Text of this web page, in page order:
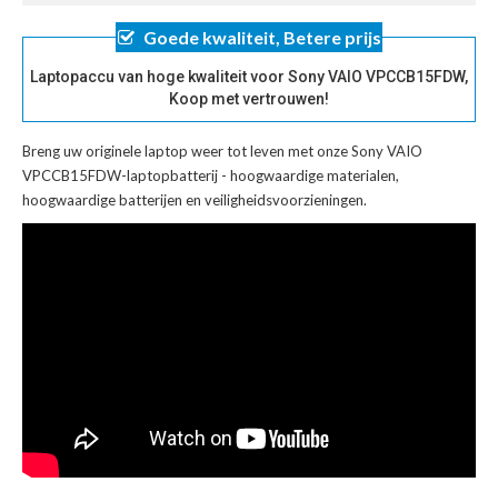
Goede kwaliteit, Betere prijs
Laptopaccu van hoge kwaliteit voor Sony VAIO VPCCB15FDW,
Koop met vertrouwen!
Breng uw originele laptop weer tot leven met onzeSony VAIO
VPCCB15FDW-laptopbatterij - hoogwaardige materialen,
hoogwaardige batterijen en veiligheidsvoorzieningen.